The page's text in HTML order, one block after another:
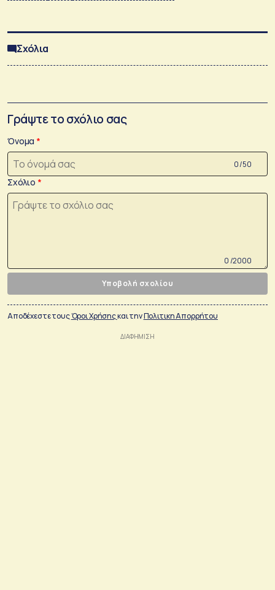
Σχόλια
Γράψτε το σχόλιο σας
Όνομα
0 /50
Σχόλιο
0 /2000
Υποβολή σχολίου
Αποδέχεστε τουςΌροι Χρήσηςκαι τηνΠολιτικη Απορρήτου